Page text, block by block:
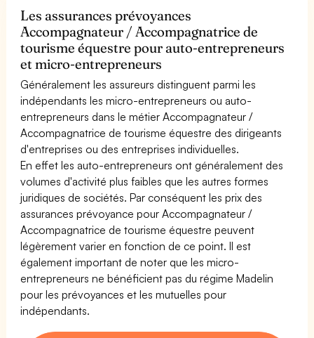
Les assurances prévoyances
Accompagnateur / Accompagnatrice de
tourisme équestre pour auto-entrepreneurs
et micro-entrepreneurs
Généralement les assureurs distinguent parmi les
indépendants les micro-entrepreneurs ou auto-
entrepreneurs dans le métier Accompagnateur /
Accompagnatrice de tourisme équestre des dirigeants
d'entreprises ou des entreprises individuelles.
En effet les auto-entrepreneurs ont généralement des
volumes d'activité plus faibles que les autres formes
juridiques de sociétés. Par conséquent les prix des
assurances prévoyance pour Accompagnateur /
Accompagnatrice de tourisme équestre peuvent
légèrement varier en fonction de ce point. Il est
également important de noter que les micro-
entrepreneurs ne bénéficient pas du régime Madelin
pour les prévoyances et les mutuelles pour
indépendants.